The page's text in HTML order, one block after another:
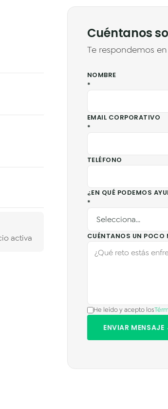
activa
Cuéntanos
Te respondemos
NOMBRE
*
EMAIL CORPORATIVO
*
TELÉFONO
¿EN QUÉ PODEMOS
*
CUÉNTANOS UN POCO
He leído y acepto los
ENVIAR MENSAJE